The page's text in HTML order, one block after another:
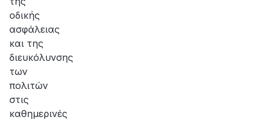
οδικής
ασφάλειας
και της
διευκόλυνσης
των
πολιτών
στις
καθημερινές